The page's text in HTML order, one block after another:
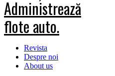
Revista
Despre noi
About us